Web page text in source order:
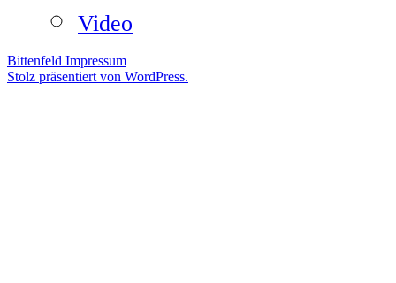
Video
Bittenfeld Impressum
Stolz präsentiert von WordPress.